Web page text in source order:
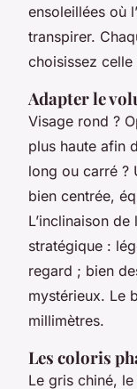
ensoleillées où
transpirer.
choisissez
Adapter le
Visage rond ?
plus haute afin
long ou carré ?
bien centrée,
L’inclinaison
stratégique :
regard ; bien
mystérieux. Le
millimètres.
Les coloris
Le gris chiné,